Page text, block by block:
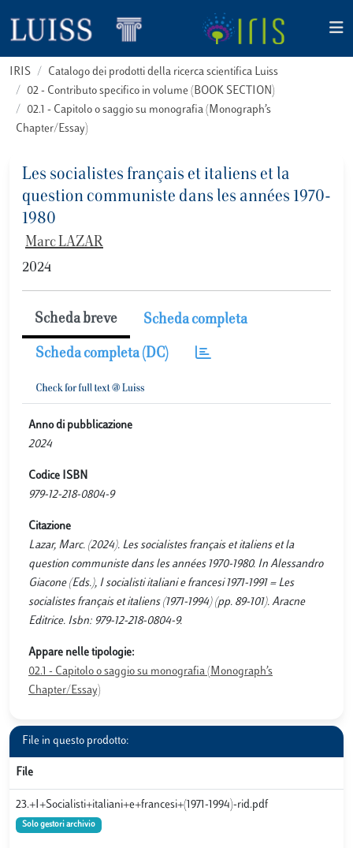
IRIS
Catalogo dei prodotti della ricerca scientifica Luiss
02 - Contributo specifico in volume (BOOK SECTION)
02.1 - Capitolo o saggio su monografia (Monograph’s
Chapter/Essay)
Les socialistes français et italiens et la
question communiste dans les années 1970-
1980
Marc LAZAR
2024
Scheda breve Scheda completa
Scheda completa (DC)
Anno di pubblicazione
2024
Codice ISBN
979-12-218-0804-9
Citazione
Lazar, Marc. (2024). Les socialistes français et italiens et la
question communiste dans les années 1970-1980. In Alessandro
Giacone (Eds.), I socialisti italiani e francesi 1971-1991 = Les
socialistes français et italiens (1971-1994) (pp. 89-101). Aracne
Editrice. Isbn: 979-12-218-0804-9.
Appare nelle tipologie:
02.1 - Capitolo o saggio su monografia (Monograph’s
Chapter/Essay)
File in questo prodotto:
File
23.+I+Socialisti+italiani+e+francesi+(1971-1994)-rid.pdf
Solo gestori archivio